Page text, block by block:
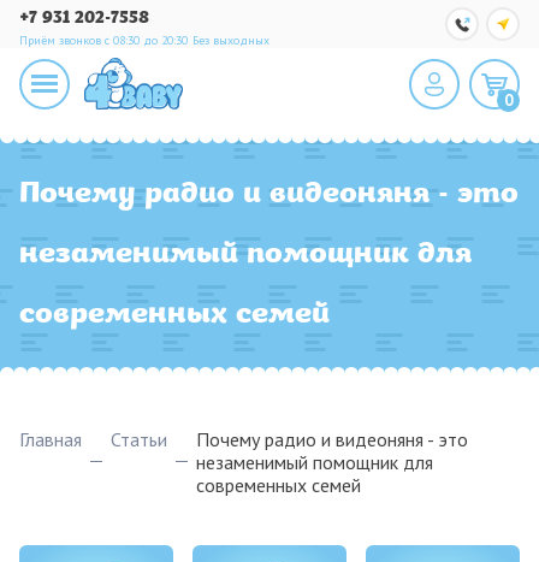
+7 931 202-7558
Приём звонков с 08:30 до 20:30 Без выходных
0
Почему радио и видеоняня - это
незаменимый помощник для
современных семей
Главная Статьи
Почему радио и видеоняня - это
незаменимый помощник для
современных семей